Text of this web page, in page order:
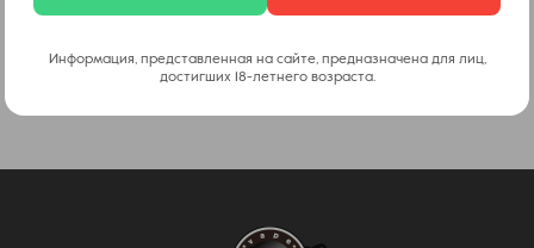
Информация, представленная на сайте, предназначена для лиц,
достигших 18-летнего возраста.